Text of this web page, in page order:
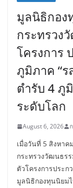
มูลนิธิกอง
กระทรวง
โครงการ
ภูมิภาค “ร
ตำรับ 4 ภู
ระดับโลก
August 6, 2026
เมื่อวันที่ 5 สิงหา
กระทรวงวัฒนธร
ตัวโครงการประ
มูลนิธิกองทุนนิยมไ